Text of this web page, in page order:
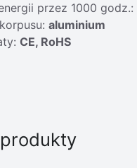
przez 1000 godz.:
aluminium
CE, RoHS